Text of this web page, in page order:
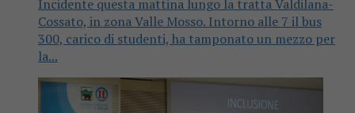
Incidente questa mattina lungo la tratta Valdilana-
Cossato, in zona Valle Mosso. Intorno alle 7 il bus
300, carico di studenti, ha tamponato un mezzo per
la...